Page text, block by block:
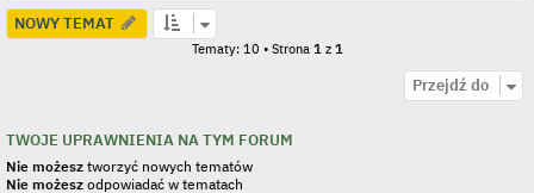
NOWY TEMAT
Tematy: 10 • Strona 1z 1
Przejdź do
TWOJE UPRAWNIENIA NA TYM FORUM
Nie możesz tworzyć nowych tematów
Nie możesz odpowiadać w tematach